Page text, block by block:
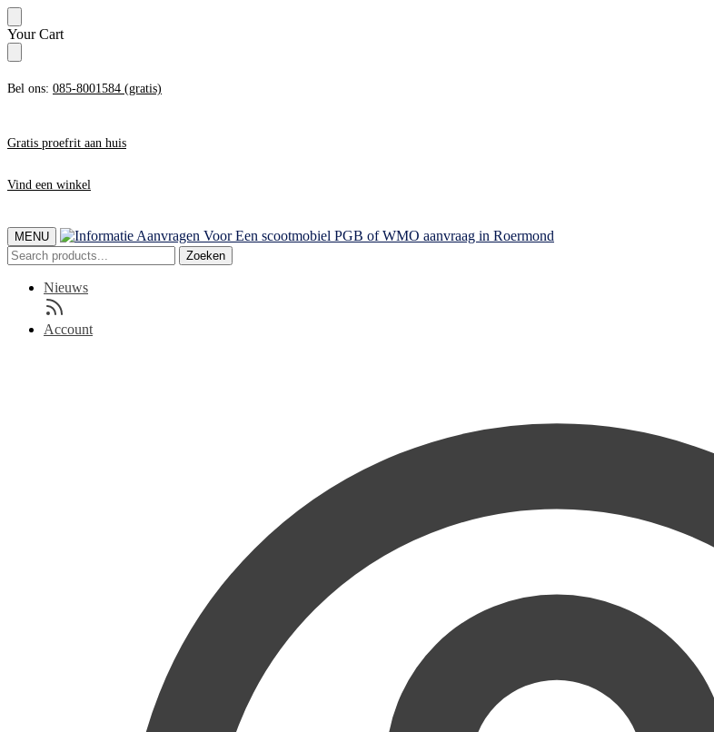
Skip
to
navigation
Skip
to
content
Your Cart
Bel ons: 085-8001584 (gratis)
Gratis proefrit aan huis
Vind een winkel
MENU
Zoeken
naar:
Zoeken
Nieuws
Account